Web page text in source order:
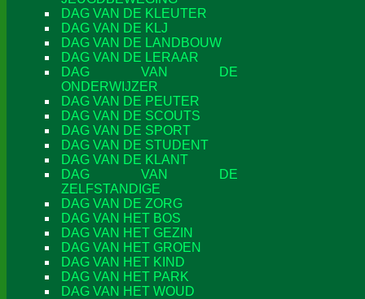
DAG VAN DE KLEUTER
DAG VAN DE KLJ
DAG VAN DE LANDBOUW
DAG VAN DE LERAAR
DAG VAN DE
ONDERWIJZER
DAG VAN DE PEUTER
DAG VAN DE SCOUTS
DAG VAN DE SPORT
DAG VAN DE STUDENT
DAG VAN DE KLANT
DAG VAN DE
ZELFSTANDIGE
DAG VAN DE ZORG
DAG VAN HET BOS
DAG VAN HET GEZIN
DAG VAN HET GROEN
DAG VAN HET KIND
DAG VAN HET PARK
DAG VAN HET WOUD